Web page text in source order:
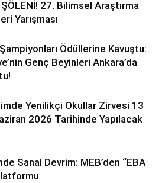
27. Bilimsel Araştırma
Yarışması
Ödüllerine Kavuştu:
Genç Beyinleri Ankara’da
Yenilikçi Okullar Zirvesi 13
2026 Tarihinde Yapılacak
Sanal Devrim: MEB’den “EBA